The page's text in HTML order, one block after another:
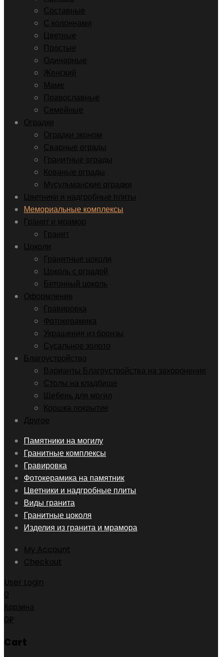
Составные
С колоннами
Цветные
Простые
Одинарные
Женский
Маме
Православные
Семейные
Оградки
Оградки эконом
Сварные ограды
Гранитные ограды
Кованые ограды
Мусульманские оградки
Цветники и надгробные плиты
Мемориальные комплексы
Гранит и мрамор
Гранит
Цоколи
Гранитные цоколи
Цоколь с оградой
Бетонный цоколь
Оформление
Гравировка
Фотокерамика
Украшения из бронзы
Сусальное золото
Благоустройство
Варианты Благоустройства на захоронение
Столы на кладбище
Щебень для могил
Крошка покрытие
Другое
Skip
content
Памятники на могилу
Гранитные комплексы
Гравировка
Фотокерамика на памятник
Цветники и надгробные плиты
Виды гранита
Гранитные цоколя
Изделия из гранита и мрамора
My Account
Checkout
User Login
0
Корзина
0₽
Cart